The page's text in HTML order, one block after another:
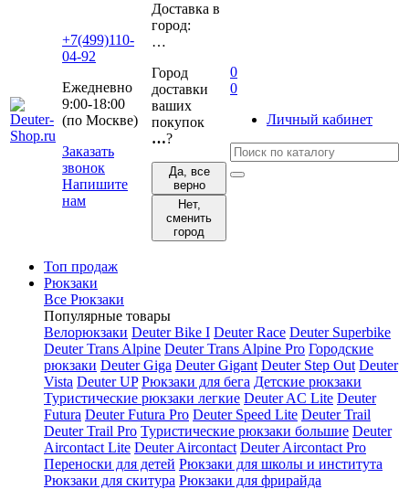
+7(499)110-
04-92
Ежедневно
9:00-18:00
(по Москве)
Заказать
звонок
Напишите
нам
Доставка в
город:
…
Город
доставки
ваших
покупок
…?
Да, все
верно
Нет,
сменить
город
0
0
Личный кабинет
Топ продаж
Рюкзаки
Все Рюкзаки
Популярные товары
Велорюкзаки Deuter Bike I Deuter Race Deuter Superbike
Deuter Trans Alpine Deuter Trans Alpine Pro Городские
рюкзаки Deuter Giga Deuter Gigant Deuter Step Out Deuter
Vista Deuter UP Рюкзаки для бега Детские рюкзаки
Туристические рюкзаки легкие Deuter AС Lite Deuter
Futura Deuter Futura Pro Deuter Speed Lite Deuter Trail
Deuter Trail Pro Туристические рюкзаки большие Deuter
Aircontact Lite Deuter Aircontact Deuter Aircontact Pro
Переноски для детей Рюкзаки для школы и института
Рюкзаки для скитура Рюкзаки для фрирайда